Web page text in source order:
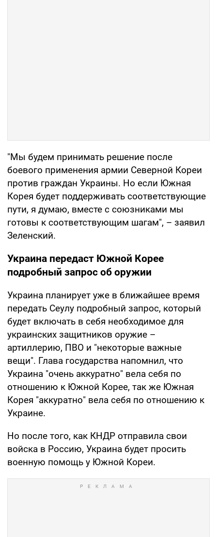
"Мы будем принимать решение после
боевого применения армии Северной Кореи
против граждан Украины. Но если Южная
Корея будет поддерживать соответствующие
пути, я думаю, вместе с союзниками мы
готовы к соответствующим шагам", – заявил
Зеленский.
Украина передаст Южной Корее
подробный запрос об оружии
Украина планирует уже в ближайшее время
передать Сеулу подробный запрос, который
будет включать в себя необходимое для
украинских защитников оружие –
артиллерию, ПВО и "некоторые важные
вещи". Глава государства напомнил, что
Украина "очень аккуратно" вела себя по
отношению к Южной Корее, так же Южная
Корея "аккуратно" вела себя по отношению к
Украине.
Но после того, как КНДР отправила свои
войска в Россию, Украина будет просить
военную помощь у Южной Кореи.